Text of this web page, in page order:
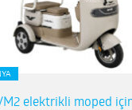
elektrikli moped